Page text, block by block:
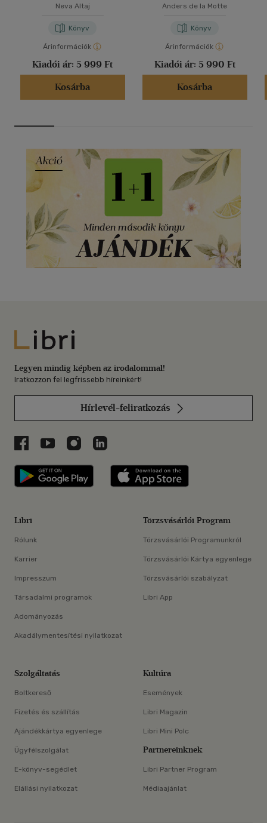
Neva Altaj
Könyv
Árinformációk
Kiadói ár: 5 999 Ft
Kosárba
Anders de la Motte
Könyv
Árinformációk
Kiadói ár: 5 990 Ft
Kosárba
Libri
Legyen mindig képben az irodalommal!
Iratkozzon fel legfrissebb híreinkért!
Hírlevél-feliratkozás
Libri a Facebookon
Libri a Youtube-on
Libri az Instagramon
Libri a LinkedInen
Libri applikáció Szerezd meg: Google
Libri
Rólunk
Karrier
Impresszum
Társadalmi programok
Adományozás
Akadálymentesítési nyilatkozat
Törzsvásárlói Program
Törzsvásárlói Programunkról
Törzsvásárlói Kártya egyenlege
Törzsvásárlói szabályzat
Libri App
Szolgáltatás
Boltkereső
Fizetés és szállítás
Ajándékkártya egyenlege
Ügyfélszolgálat
E-könyv-segédlet
Elállási nyilatkozat
Kultúra
Események
Libri Magazin
Libri Mini Polc
Partnereinknek
Libri Partner Program
Médiaajánlat